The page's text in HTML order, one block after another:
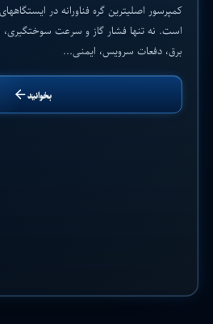
وبلاگ
کمپرسور اصلیترین گره فناورانه در
است. نه تنها فشار گاز و سرعت سوختگیری،
برق، دفعات سرویس، ایمنی...
بخوانید